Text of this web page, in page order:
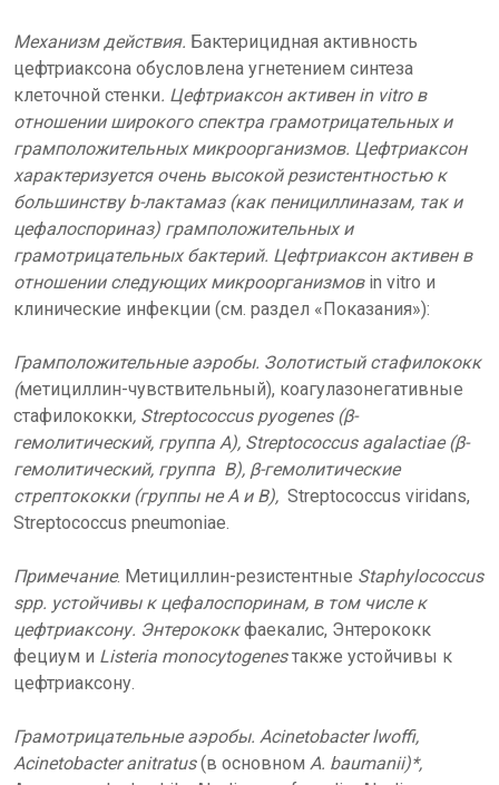
Механизм действия. Бактерицидная активность
цефтриаксона обусловлена угнетением синтеза
клеточной стенки. Цефтриаксон активен in vitro в
отношении широкого спектра грамотрицательных и
грамположительных микроорганизмов. Цефтриаксон
характеризуется очень высокой резистентностью к
большинству b-лактамаз (как пенициллиназам, так и
цефалоспориназ) грамположительных и
грамотрицательных бактерий. Цефтриаксон активен в
отношении следующих микроорганизмов in vitro и
клинические инфекции (см. раздел «Показания»):
Грамположительные аэробы. Золотистый стафилококк
(метициллин-чувствительный), коагулазонегативные
стафилококки, Streptococcus pyogenes (β-
гемолитический, группа А), Streptococcus agalactiae (β-
гемолитический, группа В), β-гемолитические
стрептококки (группы не А и В), Streptococcus viridans,
Streptococcus pneumoniae.
Примечание. Метициллин-резистентные Staphylococcus
spp. устойчивы к цефалоспоринам, в том числе к
цефтриаксону. Энтерококкфаекалис, Энтерококк
фециум и Listeria monocytogenesтакже устойчивы к
цефтриаксону.
Грамотрицательные аэробы. Acinetobacter lwoffi,
Acinetobacter anitratus(в основном A. baumanii)*,